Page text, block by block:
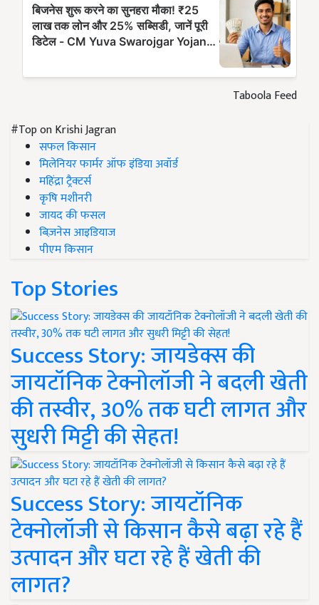
Taboola Feed
#Top on Krishi Jagran
सफल किसान
मिलेनियर फार्मर ऑफ इंडिया अवॉर्ड
महिंद्रा ट्रैक्टर्स
कृषि मशीनरी
जायद की फसल
बिज़नेस आइडियाज
पीएम किसान
Top Stories
Success Story: जायडेक्स की
जायटॉनिक टेक्नोलॉजी ने बदली खेती
की तस्वीर, 30% तक घटी लागत और
सुधरी मिट्टी की सेहत!
Success Story: जायटॉनिक
टेक्नोलॉजी से किसान कैसे बढ़ा रहे हैं
उत्पादन और घटा रहे हैं खेती की
लागत?